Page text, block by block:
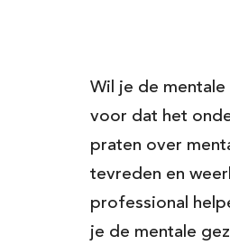
Wil je de
voor dat het
praten over
tevreden en
professional
je de mentale